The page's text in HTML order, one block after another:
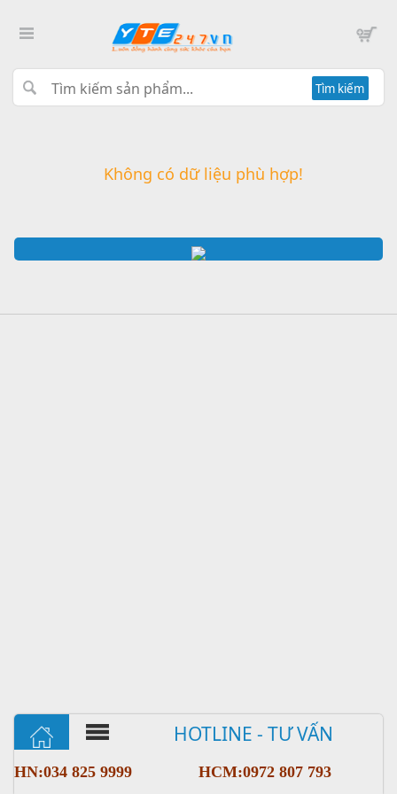
Tìm kiếm
HOTLINE - TƯ VẤN
HN:034 825 9999 HCM:0972 807 793
Không có dữ liệu phù hợp!